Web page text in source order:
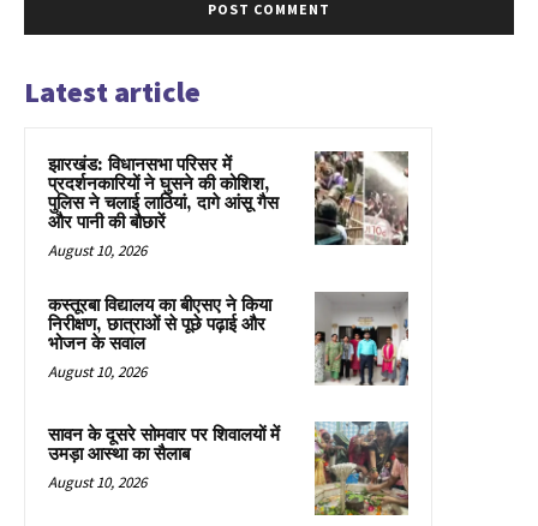
Latest article
झारखंड: विधानसभा परिसर में
प्रदर्शनकारियों ने घुसने की कोशिश,
पुलिस ने चलाई लाठियां, दागे आंसू गैस
और पानी की बौछारें
August 10, 2026
कस्तूरबा विद्यालय का बीएसए ने किया
निरीक्षण, छात्राओं से पूछे पढ़ाई और
भोजन के सवाल
August 10, 2026
सावन के दूसरे सोमवार पर शिवालयों में
उमड़ा आस्था का सैलाब
August 10, 2026